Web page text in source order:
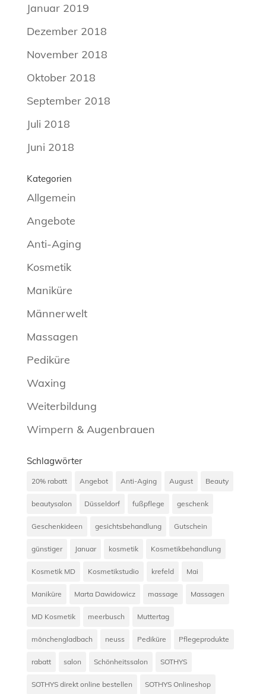
Januar 2019
Dezember 2018
November 2018
Oktober 2018
September 2018
Juli 2018
Juni 2018
Kategorien
Allgemein
Angebote
Anti-Aging
Kosmetik
Maniküre
Männerwelt
Massagen
Pediküre
Waxing
Weiterbildung
Wimpern & Augenbrauen
Schlagwörter
20% rabatt Angebot Anti-Aging August Beauty
beautysalon Düsseldorf fußpflege geschenk
Geschenkideen gesichtsbehandlung Gutschein
günstiger Januar kosmetik Kosmetikbehandlung
Kosmetik MD Kosmetikstudio krefeld Mai
Maniküre Marta Dawidowicz massage Massagen
MD Kosmetik meerbusch Muttertag
mönchengladbach neuss Pediküre Pflegeprodukte
rabatt salon Schönheitssalon SOTHYS
SOTHYS direkt online bestellen SOTHYS Onlineshop